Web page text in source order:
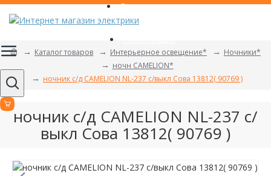
Вход
Каталог товаров Интерьерное освещение*
Ночники*
ночн CAMELION*
ночник с/д CAMELION NL-237 с/выкл Сова 13812( 90769 )
ночник с/д CAMELION NL-237 с/
выкл Сова 13812( 90769 )